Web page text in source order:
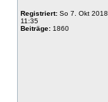
Registriert: So 7. Okt 2018,
11:35
Beiträge: 1860